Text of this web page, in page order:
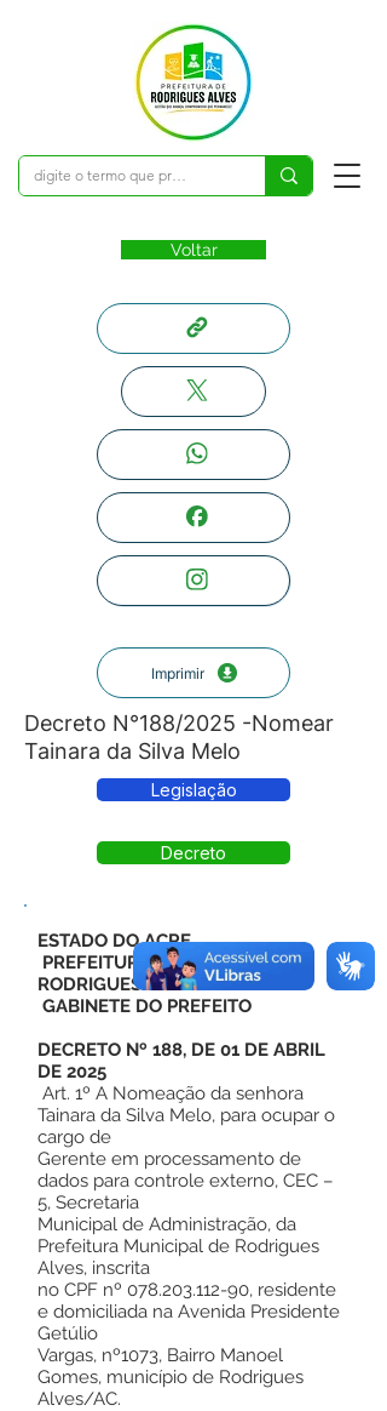
Voltar
Imprimir
Decreto N°188/2025 -Nomear
Tainara da Silva Melo
Legislação
Decreto
ESTADO DO ACRE
PREFEITURA MUNICIPAL DE
RODRIGUES ALVES
GABINETE DO PREFEITO
DECRETO Nº 188, DE 01 DE ABRIL
DE 2025
Art. 1º A Nomeação da senhora
Tainara da Silva Melo, para ocupar o
cargo de
Gerente em processamento de
dados para controle externo, CEC –
5, Secretaria
Municipal de Administração, da
Prefeitura Municipal de Rodrigues
Alves, inscrita
no CPF nº 078.203.112-90, residente
e domiciliada na Avenida Presidente
Getúlio
Vargas, nº1073, Bairro Manoel
Gomes, município de Rodrigues
Alves/AC.